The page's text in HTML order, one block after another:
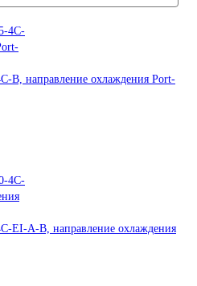
В, направление охлаждения Port-
EI-А-В, направление охлаждения